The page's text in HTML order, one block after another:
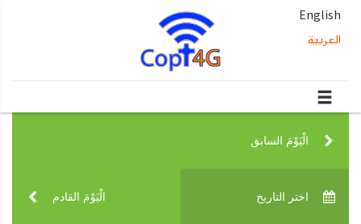
English
العربية
الْيَوْمَ السابق‎
الْيَوْمَ القادم‎ اختر التاريخ‎